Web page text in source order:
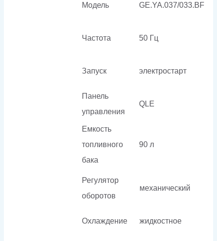
Модель GE.YA.037/033.BF
Частота 50 Гц
Запуск электростарт
Панель
управления
QLE
Емкость
топливного
бака
90 л
Регулятор
оборотов
механический
Охлаждение жидкостное